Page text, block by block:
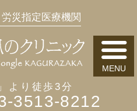
災指定医療機関
より徒歩3分
3513-8212